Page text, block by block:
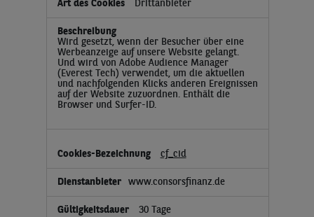
Drittanbieter
Wird gesetzt, wenn der Besucher über eine
Werbeanzeige auf unsere Website gelangt.
Und wird von Adobe Audience Manager
(Everest Tech) verwendet, um die aktuellen
und nachfolgenden Klicks anderen Ereignissen
auf der Website zuzuordnen. Enthält die
Browser und Surfer-ID.
cf_cid
www.consorsfinanz.de
30 Tage